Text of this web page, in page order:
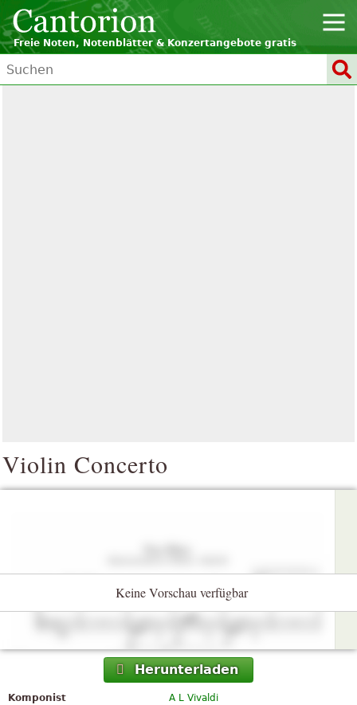
Freie Noten, Notenblätter & Konzertangebote gratis
Violin Concerto
Keine Vorschau verfügbar
Herunterladen
Komponist
A L Vivaldi